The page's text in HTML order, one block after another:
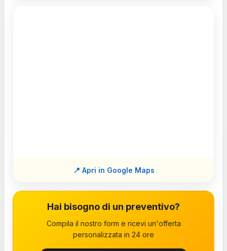
📍 Apri in Google Maps
Hai bisogno di un preventivo?
Compila il nostro form e ricevi un'offerta
personalizzata in 24 ore